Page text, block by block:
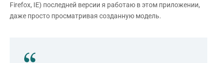
Firefox, IE) последней версии я работаю в этом приложении,
даже просто просматривая созданную модель.